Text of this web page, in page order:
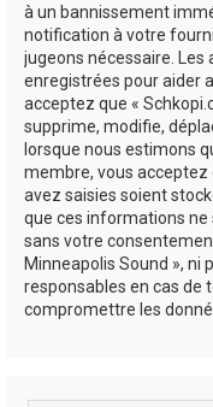
à un bannissement
notification à votre
jugeons nécessaire. Les
enregistrées pour aider
acceptez que «
supprime, modifie,
lorsque nous estimons
membre, vous
avez saisies soient
que ces informations
sans votre
Minneapolis Sound », ni
responsables en cas de
compromettre les